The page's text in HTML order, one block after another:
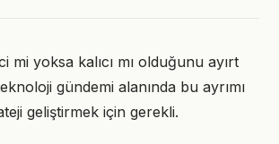
mi yoksa kalıcı mı olduğunu ayırt
gündemi alanında bu ayrımı
geliştirmek için gerekli.